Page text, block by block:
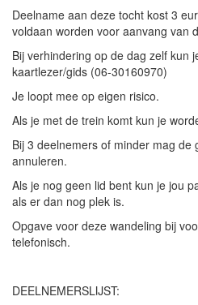
Deelname aan deze tocht kost 3
voldaan worden voor aanvang van
Bij verhindering op de dag zelf kun
kaartlezer/gids (06-30160970)
Je loopt mee op eigen risico.
Als je met de trein komt kun je
Bij 3 deelnemers of minder mag de
annuleren.
Als je nog geen lid bent kun je jou
als er dan nog plek is.
Opgave voor deze wandeling bij
telefonisch.
DEELNEMERSLIJST: